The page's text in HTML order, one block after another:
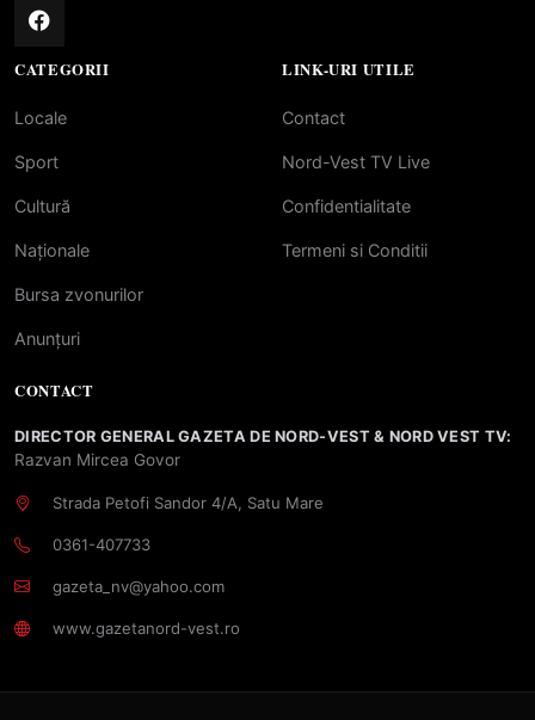
CATEGORII
Locale
Sport
Cultură
Naționale
Bursa zvonurilor
Anunțuri
LINK-URI UTILE
Contact
Nord-Vest TV Live
Confidentialitate
Termeni si Conditii
CONTACT
DIRECTOR GENERAL GAZETA DE NORD-VEST & NORD VEST TV:
Razvan Mircea Govor
Strada Petofi Sandor 4/A, Satu Mare
0361-407733
gazeta_nv@yahoo.com
www.gazetanord-vest.ro